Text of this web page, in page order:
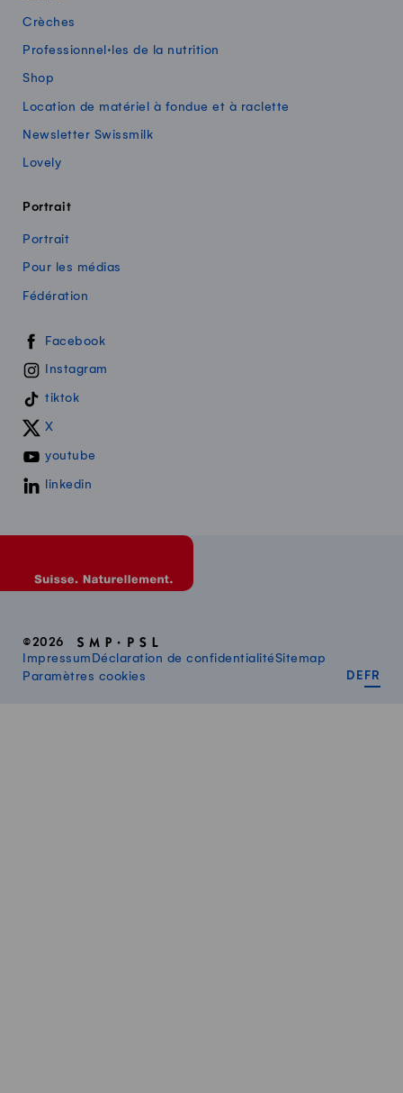
Crèches
Professionnel·les de la nutrition
Shop
Location de matériel à fondue et à raclette
Newsletter Swissmilk
Lovely
Portrait
Portrait
Pour les médias
Fédération
Swissmilk sur les réseaux sociaux
Facebook
Instagram
tiktok
X
youtube
linkedin
©2026
Impressum Déclaration de confidentialitéSitemap
Paramètres cookies
DE FR